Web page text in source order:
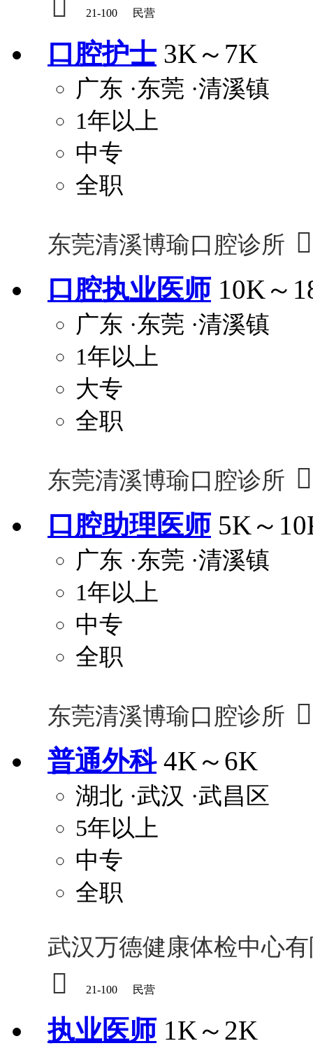
 21-100 民营
口腔护士 3K～7K
广东 ·东莞 ·清溪镇
1年以上
中专
全职
东莞清溪博瑜口腔诊所 
口腔执业医师 10K～
广东 ·东莞 ·清溪镇
1年以上
大专
全职
东莞清溪博瑜口腔诊所 
口腔助理医师 5K～
广东 ·东莞 ·清溪镇
1年以上
中专
全职
东莞清溪博瑜口腔诊所 
普通外科 4K～6K
湖北 ·武汉 ·武昌区
5年以上
中专
全职
武汉万德健康体检中心
 21-100 民营
执业医师 1K～2K